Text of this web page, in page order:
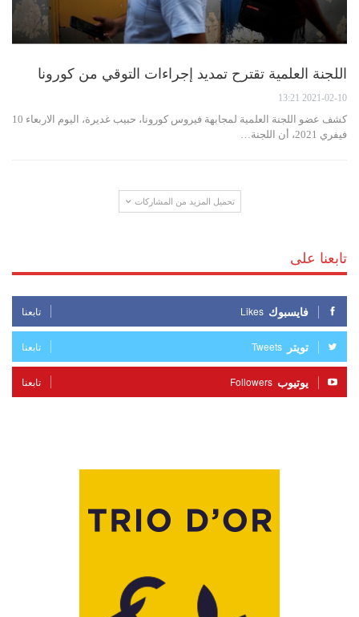
اللجنة العلمية تقترح تمديد إجراءات التوقي من كورونا
2021-02-10 13:21
كشف عضو اللجنة العلمية لمجابهة فيروس كورونا، حبيب غديرة، اليوم الاربعاء 10
فيفري 2021، أن اللجنة…
تحميل المزيد من المشاركات
تابعنا على
فايسبوك Likes تابعنا
تويتر Tweets تابعنا
يوتيوب Followers تابعنا